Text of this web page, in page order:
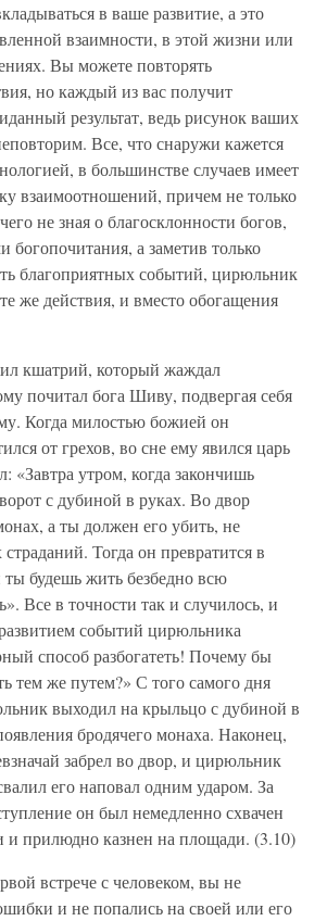
в ваше развитие, а это
взаимности, в этой жизни или
Вы можете повторять
но каждый из вас получит
результат, ведь рисунок ваших
Все, что снаружи кажется
в большинстве случаев имеет
взаимоотношений, причем не только
не зная о благосклонности богов,
богопочитания, а заметив только
благоприятных событий, цирюльник
же действия, и вместо обогащения
кшатрий, который жаждал
почитал бога Шиву, подвергая себя
Когда милостью божией он
от грехов, во сне ему явился царь
«Завтра утром, когда закончишь
с дубиной в руках. Во двор
а ты должен его убить, не
Тогда он превратится в
ты будешь жить безбедно всю
Все в точности так и случилось, и
событий цирюльника
способ разбогатеть! Почему бы
тем же путем?» С того самого дня
выходил на крыльцо с дубиной в
бродячего монаха. Наконец,
забрел во двор, и цирюльник
его наповал одним ударом. За
он был немедленно схвачен
и прилюдно казнен на площади. (3.10)
встрече с человеком, вы не
и не попались на своей или его